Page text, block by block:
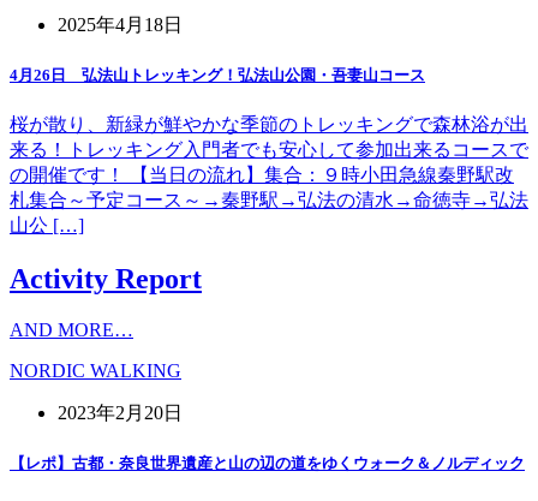
2025年4月18日
4月26日 弘法山トレッキング！弘法山公園・吾妻山コース
桜が散り、新緑が鮮やかな季節のトレッキングで森林浴が出
来る！トレッキング入門者でも安心して参加出来るコースで
の開催です！ 【当日の流れ】集合：９時小田急線秦野駅改
札集合～予定コース～→秦野駅→弘法の清水→命徳寺→弘法
山公 […]
Activity Report
AND MORE…
NORDIC WALKING
2023年2月20日
【レポ】古都・奈良世界遺産と山の辺の道をゆくウォーク＆ノルディック